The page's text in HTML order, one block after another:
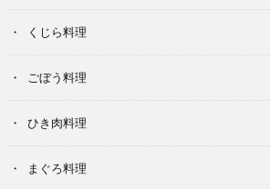
くじら料理
ごぼう料理
ひき肉料理
まぐろ料理